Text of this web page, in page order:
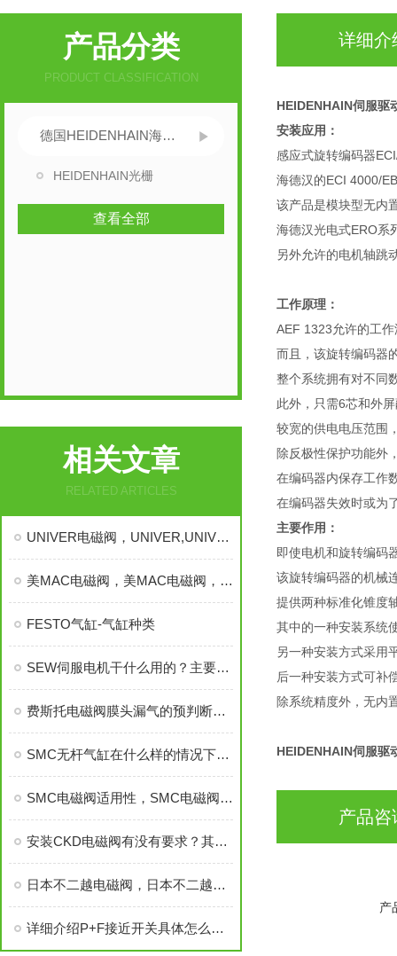
产品分类
PRODUCT CLASSIFICATION
德国HEIDENHAIN海德汉
HEIDENHAIN光栅
查看全部
相关文章
RELATED ARTICLES
UNIVER电磁阀，UNIVER,UNIVER电磁阀，UNIVER
美MAC电磁阀，美MAC电磁阀，美MAC电磁阀，美MAC
FESTO气缸-气缸种类
SEW伺服电机干什么用的？主要作用介绍！
费斯托电磁阀膜头漏气的预判断、分析及处理方法？
SMC无杆气缸在什么样的情况下会受到影响，SMC无杆气缸
SMC电磁阀适用性，SMC电磁阀选型，SMC电磁阀管道参数，SMC电磁阀
安装CKD电磁阀有没有要求？其应用、安装要点
日本不二越电磁阀，日本不二越，日本NACHI电磁阀
详细介绍P+F接近开关具体怎么使用
详细介
HEIDENHAIN伺服驱
安装应用：
感应式旋转编码器
海德汉的ECI 4000/
该产品是模块型无内
海德汉光电式ERO系
另外允许的电机轴跳
工作原理：
AEF 1323允许的工
而且，该旋转编码器
整个系统拥有对不同
此外，只需6芯和外
较宽的供电电压范围
除反极性保护功能外
在编码器内保存工作
在编码器失效时或为
主要作用：
即使电机和旋转编码
该旋转编码器的机械
提供两种标准化锥度
其中的一种安装系统
另一种安装方式采用
后一种安装方式可补
除系统精度外，无内
HEIDENHAIN伺服驱
产品咨
产